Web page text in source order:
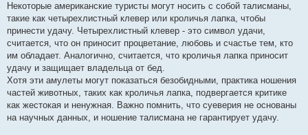
Некоторые американские туристы могут носить с собой талисманы,
такие как четырехлистный клевер или кроличья лапка, чтобы
принести удачу. Четырехлистный клевер - это символ удачи,
считается, что он приносит процветание, любовь и счастье тем, кто
им обладает. Аналогично, считается, что кроличья лапка приносит
удачу и защищает владельца от бед.
Хотя эти амулеты могут показаться безобидными, практика ношения
частей животных, таких как кроличья лапка, подвергается критике
как жестокая и ненужная. Важно помнить, что суеверия не основаны
на научных данных, и ношение талисмана не гарантирует удачу.